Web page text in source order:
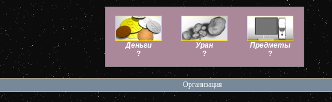
Деньги
?
Уран
?
Предметы
?
Организация